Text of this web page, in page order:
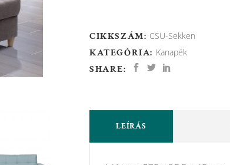
CIKKSZÁM: CSU-Sekken
KATEGÓRIA: Kanapék
SHARE:
LEÍRÁS